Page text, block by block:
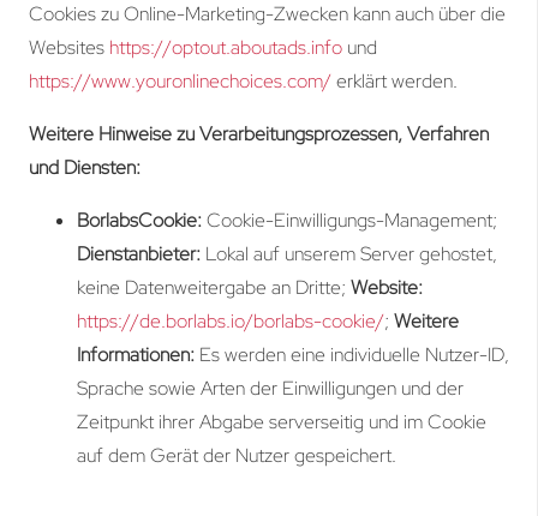
Cookies zu Online-Marketing-Zwecken kann auch über die
Websites https://optout.aboutads.info und
https://www.youronlinechoices.com/erklärt werden.
Weitere Hinweise zu Verarbeitungsprozessen, Verfahren
und Diensten:
BorlabsCookie:Cookie-Einwilligungs-Management;
Dienstanbieter: Lokal auf unserem Server gehostet,
keine Datenweitergabe an Dritte; Website:
https://de.borlabs.io/borlabs-cookie/; Weitere
Informationen: Es werden eine individuelle Nutzer-ID,
Sprache sowie Arten der Einwilligungen und der
Zeitpunkt ihrer Abgabe serverseitig und im Cookie
auf dem Gerät der Nutzer gespeichert.